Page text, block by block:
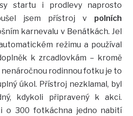
startu i prodlevy naprosto
jsem přístroj v polních
karnevalu v Benátkách. Jel
režimu a používal
k zrcadlovkám – kromě
rodinnou fotku je to
úkol. Přístroj nezklamal, byl
kdykoli připravený k akci.
o 300 fotkáchna jedno nabití